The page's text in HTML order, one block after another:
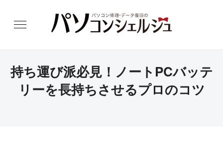
持ち運び派必見！ノートPCバッテ
リーを長持ちさせるプロのコツ